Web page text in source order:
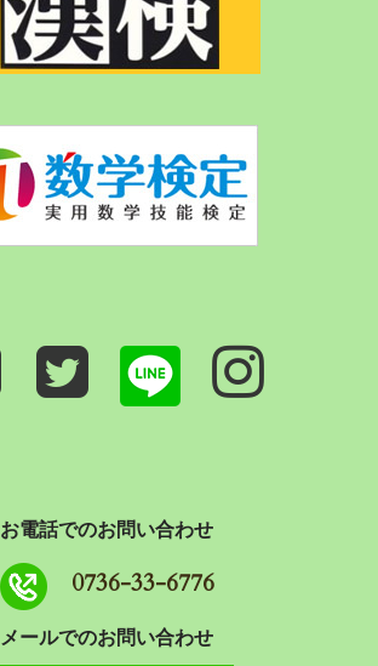
お電話でのお問い合わせ
0736-33-6776
メールでのお問い合わせ